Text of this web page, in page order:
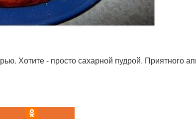
Хотите - просто сахарной пудрой. Приятного